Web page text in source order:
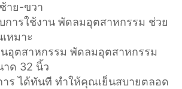
าย-ขวา
การใช้งาน พัดลมอุตสาหกรรม ช่วย
หมาะ
นอุตสาหกรรม พัดลมอุตสาหกรรม
าด 32 นิ้ว
ร ได้ทันที ทำให้คุณเย็นสบายตลอด